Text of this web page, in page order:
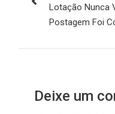
PostLotação Nunca
Postagem Foi
Deixe um